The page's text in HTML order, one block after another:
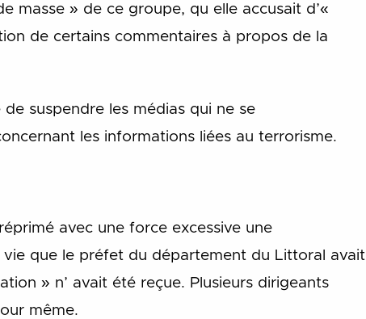
masse » de ce groupe, qu elle accusait d’«
de certains commentaires à propos de la
suspendre les médias qui ne se
les informations liées au terrorisme.
avec une force excessive une
que le préfet du département du Littoral avait
» n’ avait été reçue. Plusieurs dirigeants
même.